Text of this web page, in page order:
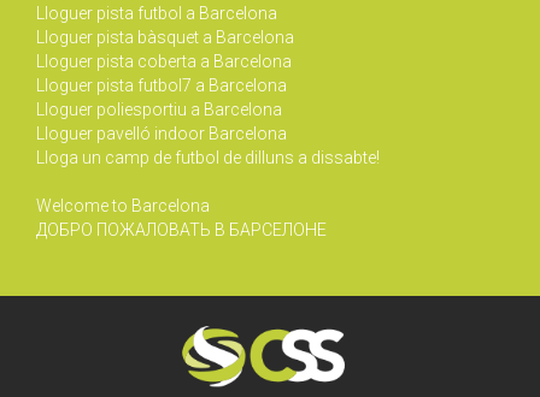
Lloguer pista futbol a Barcelona
Lloguer pista bàsquet a Barcelona
Lloguer pista coberta a Barcelona
Lloguer pista futbol7 a Barcelona
Lloguer poliesportiu a Barcelona
Lloguer pavelló indoor Barcelona
Lloga un camp de futbol de dilluns a dissabte!
Welcome to Barcelona
ДОБРО ПОЖАЛОВАТЬ В БАРСЕЛОНЕ